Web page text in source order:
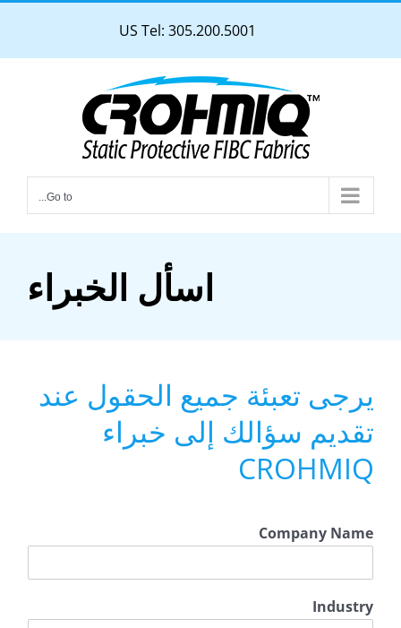
content
US Tel: 305.200.5001
Go to...
اسأل الخبراء
يرجى تعبئة جميع الحقول عند
تقديم سؤالك إلى خبراء
CROHMIQ
a
e
h
Company Name
Industry